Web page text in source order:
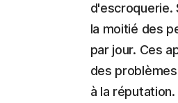
d'escroquerie.
la moitié des
par jour. Ces
des
à la réputation.